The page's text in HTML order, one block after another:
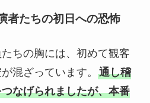
者たちの初日への恐怖
ちの胸には、初めて観客
混ざっています。 通し稽
なげられましたが、本番